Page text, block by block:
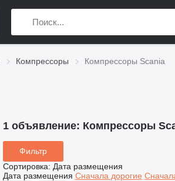
Компрессоры Компрессоры Scania
1 объявление: Компрессоры
Фильтр
Сортировка: Дата размещения
Дата размещения Сначала дорогие